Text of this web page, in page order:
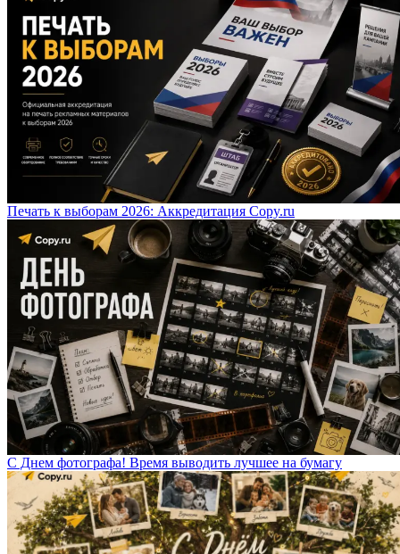
Печать к выборам 2026: Аккредитация Copy.ru
С Днем фотографа! Время выводить лучшее на бумагу